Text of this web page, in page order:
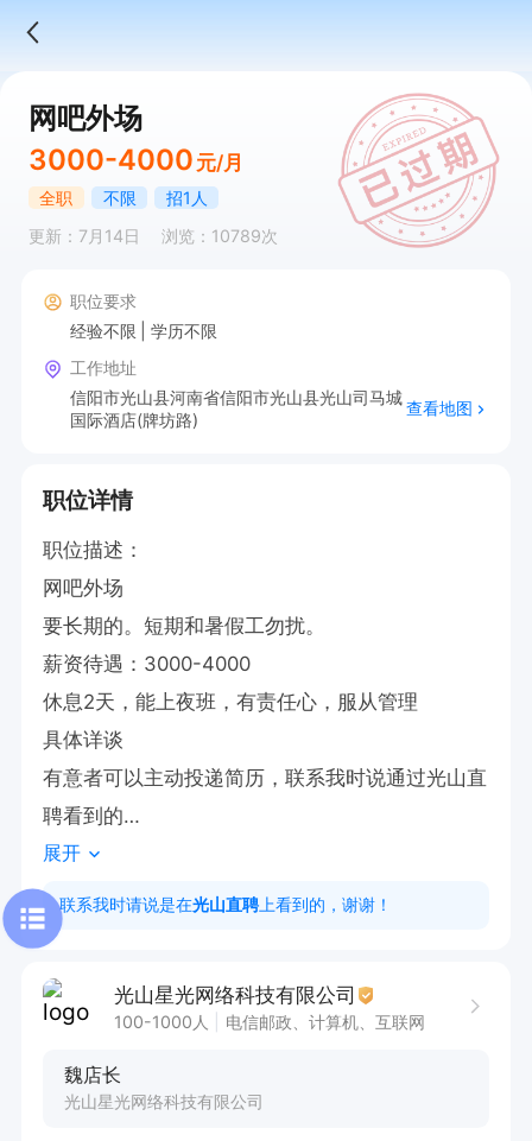
网吧外场
3000-4000 元/月
全职 不限
招1人
更新：7月14日
浏览：10789次
职位要求
经验不限
学历不限
工作地址
信阳市光山县河南省信阳市光山县光山司马城
国际酒店(牌坊路)
查看地图
职位详情
职位描述：
网吧外场
要长期的。短期和暑假工勿扰。
薪资待遇：3000-4000
休息2天，能上夜班，有责任心，服从管理
具体详谈
有意者可以主动投递简历，联系我时说通过光山直
聘看到的
别投简历不看，感兴趣直接电话联系
展开
联系我时请说是在光山直聘 上看到的，谢谢！
光山星光网络科技有限公司
100-1000人 电信邮政、计算机、互联网
魏店长
光山星光网络科技有限公司